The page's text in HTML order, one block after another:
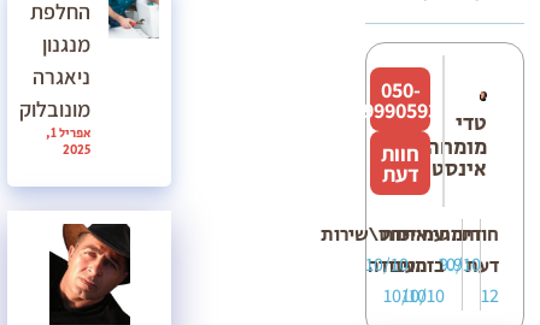
טדי
מומחה
אינסטלציה
050-
9990593
חוות
דעת
חוות
דעת
12
דירוג
10/10
מחיר
9.9
עמידה
בזמנים
10/10
איכות
העבודה
10/10
יחס\שירות
10/10
החלפת
מנגנון
ניאגרה
מונובלוק
אפריל 1,
2025